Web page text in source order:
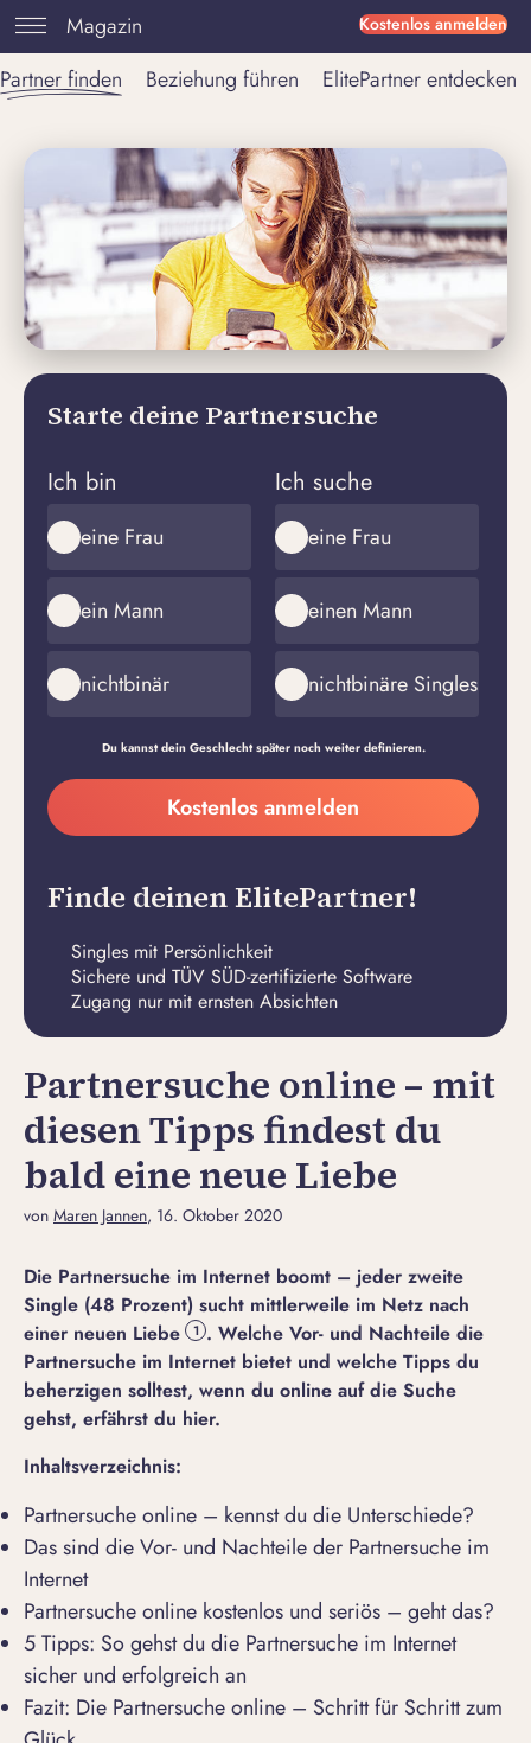
Kostenlos anmelden
Magazin
Partner finden
Beziehung führen ElitePartner entdecken
Starte deine Partnersuche
Ich bin
eine Frau
ein Mann
nichtbinär
Ich suche
eine Frau
einen Mann
nichtbinäre Singles
Du kannst dein Geschlecht später noch weiter definieren.
Meine
E-
Adresse
erstellen
Kostenlos anmelden
Finde deinen ElitePartner!
Singles mit Persönlichkeit
Sichere und TÜV SÜD-zertifizierte Software
Zugang nur mit ernsten Absichten
Partnersuche online – mit
diesen Tipps findest du
bald eine neue Liebe
von Maren Jannen, 16. Oktober 2020
Die Partnersuche im Internet boomt – jeder zweite
Single (48 Prozent) sucht mittlerweile im Netz nach
einer neuen Liebe
1 . Welche Vor- und Nachteile die
Partnersuche im Internet bietet und welche Tipps du
beherzigen solltest, wenn du online auf die Suche
gehst, erfährst du hier.
Inhaltsverzeichnis:
Partnersuche online – kennst du die Unterschiede?
Das sind die Vor- und Nachteile der Partnersuche im
Internet
Partnersuche online kostenlos und seriös – geht das?
5 Tipps: So gehst du die Partnersuche im Internet
sicher und erfolgreich an
Fazit: Die Partnersuche online – Schritt für Schritt zum